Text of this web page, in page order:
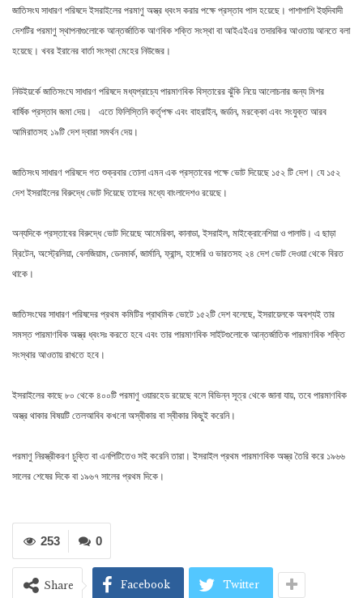
জাতিসংঘ সাধারণ পরিষদে ইসরাইলের পরমাণু অস্ত্র ধ্বংস করার পক্ষে প্রস্তাব পাস হয়েছে। পাশাপাশি ইহুদিবাদী
দেশটির পরমাণু স্থাপনাগুলোকে আন্তর্জাতিক আণবিক শক্তি সংস্থা বা আইএইএর তদারকির আওতায় আনতে বলা
হয়েছে। খবর ইরানের বার্তা সংস্থা মেহের নিউজের।
নিউইয়র্কে জাতিসংঘে সাধারণ পরিষদে মধ্যপ্রাচ্যে পারমাণবিক বিস্তারের ঝুঁকি নিয়ে আলোচনার জন্য মিশর
বার্ষিক প্রস্তাব জমা দেয়। এতে ফিলিস্তিনি কর্তৃপক্ষ এবং বাহরাইন, জর্ডান, মরক্কো এবং সংযুক্ত আরব
আমিরাতসহ ১৯টি দেশ দ্বারা সমর্থন দেয়।
জাতিসংঘ সাধারণ পরিষদে গত শুক্রবার তোলা এমন এক প্রস্তাবের পক্ষে ভোট দিয়েছে ১৫২ টি দেশ। যে ১৫২
দেশ ইসরাইলের বিরুদ্ধে ভোট দিয়েছে তাদের মধ্যে বাংলাদেশও রয়েছে।
অন্যদিকে প্রস্তাবের বিরুদ্ধে ভোট দিয়েছে আমেরিকা, কানাডা, ইসরাইল, মাইক্রোনেশিয়া ও পালাউ। এ ছাড়া
ব্রিটেন, অস্ট্রেলিয়া, বেলজিয়াম, ডেনমার্ক, জার্মানি, ফ্রান্স, হাঙ্গেরি ও ভারতসহ ২৪ দেশ ভোট দেওয়া থেকে বিরত
থাকে।
জাতিসংঘের সাধারণ পরিষদের প্রথম কমিটির প্রাথমিক ভোটে ১৫২টি দেশ বলেছে, ইসরায়েলকে অবশ্যই তার
সমস্ত পারমাণবিক অস্ত্র ধ্বংসঃ করতে হবে এবং তার পারমাণবিক সাইটগুলোকে আন্তর্জাতিক পারমাণবিক শক্তি
সংস্থার আওতায় রাখতে হবে।
ইসরাইলের কাছে ৮০ থেকে ৪০০টি পরমাণু ওয়ারহেড রয়েছে বলে বিভিন্ন সূত্র থেকে জানা যায়, তবে পারমাণবিক
অস্ত্র থাকার বিষয়টি তেলআবিব কখনো অস্বীকার বা স্বীকার কিছুই করেনি।
পরমাণু নিরস্ত্রীকরণ চুক্তি বা এনপিটিতেও সই করেনি তারা। ইসরাইল প্রথম পারমাণবিক অস্ত্র তৈরি করে ১৯৬৬
সালের শেষের দিকে বা ১৯৬৭ সালের প্রথম দিকে।
0
253
Share Facebook Twitter